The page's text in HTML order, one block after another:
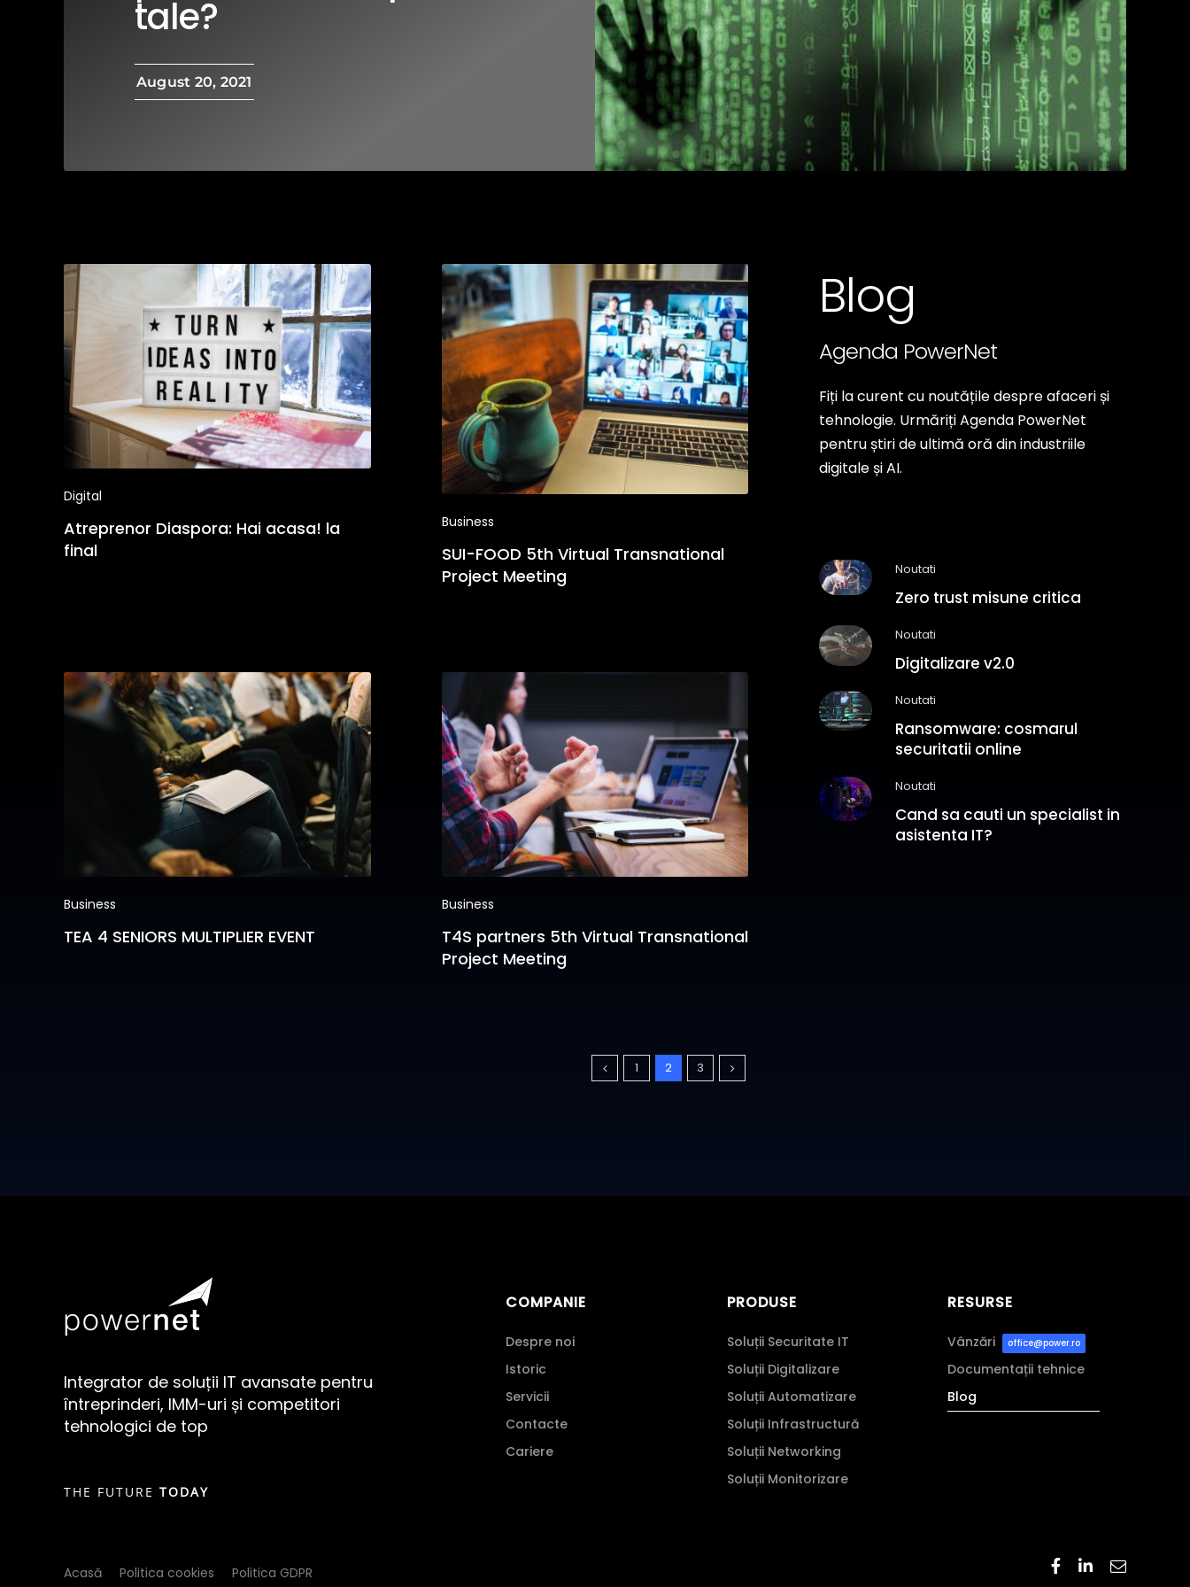
tale?
August 20, 2021
Digital
Atreprenor Diaspora: Hai acasa! la
final
Business
SUI-FOOD 5th Virtual Transnational
Project Meeting
Business
TEA 4 SENIORS MULTIPLIER EVENT
Business
T4S partners 5th Virtual Transnational
Project Meeting
1 2 3
Blog
Agenda PowerNet
Fiți la curent cu noutățile despre afaceri și
tehnologie. Urmăriți Agenda PowerNet
pentru știri de ultimă oră din industriile
digitale și AI.
Noutati
Zero trust misune critica
Noutati
Digitalizare v2.0
Noutati
Ransomware: cosmarul
securitatii online
Noutati
Cand sa cauti un specialist in
asistenta IT?
Integrator de soluții IT avansate pentru
întreprinderi, IMM-uri și competitori
tehnologici de top
THE FUTURE TODAY
COMPANIE
Despre noi
Istoric
Servicii
Contacte
Cariere
PRODUSE
Soluții Securitate IT
Soluții Digitalizare
Soluții Automatizare
Soluții Infrastructură
Soluții Networking
Soluții Monitorizare
RESURSE
Vânzări office@power.ro
Documentații tehnice
Blog
Acasă Politica cookies Politica GDPR